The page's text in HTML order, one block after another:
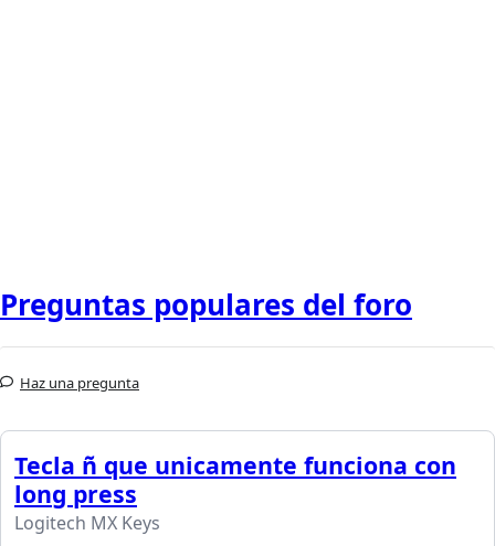
Preguntas populares del foro
Haz una pregunta
Tecla ñ que unicamente funciona con
long press
Logitech MX Keys